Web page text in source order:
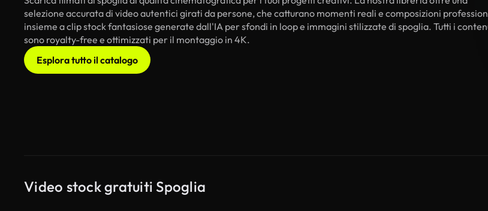
selezione accurata di video autentici girati da persone, che catturano momenti reali e composizioni
insieme a clip stock fantasiose generate dall'IA per sfondi in loop e immagini stilizzate di spoglia. Tutti i
sono royalty-free e ottimizzati per il montaggio in 4K.
Esplora tutto il catalogo
Video stock gratuiti Spoglia